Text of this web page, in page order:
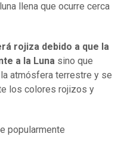
llena que ocurre cerca
rojiza debido a que la
a la Luna sino que
atmósfera terrestre y se
los colores rojizos y
popularmente